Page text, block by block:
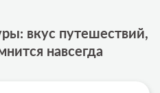
вкус путешествий,
навсегда